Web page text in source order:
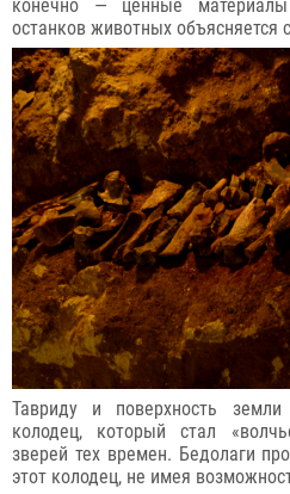
конечно — ценные
останков животных
Тавриду и поверхность земли
колодец, который стал
зверей тех времен. Бедолаги
этот колодец, не имея